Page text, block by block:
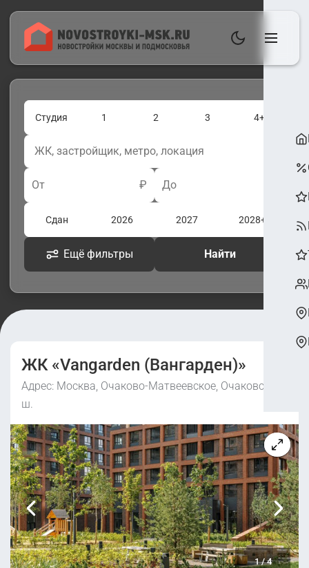
Студия 1 2 3 4+
От ₽ До
Сдан 2026 2027 2028+
Ещё фильтры Найти
ЖК «Vangarden (Вангарден)»
Адрес: Москва, Очаково-Матвеевское, Очаковское
ш.
1/4